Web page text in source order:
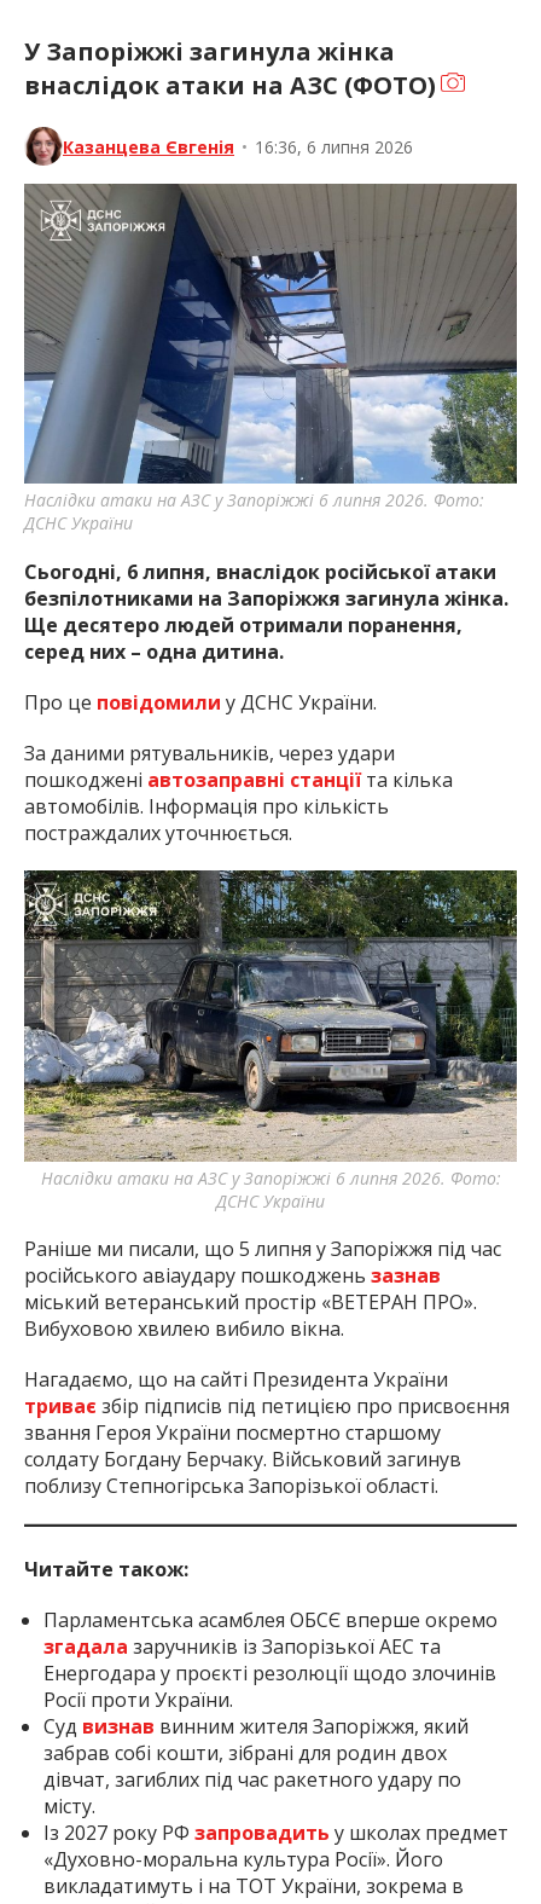
У Запоріжжі загинула жінка
внаслідок атаки на АЗС (ФОТО)
Казанцева Євгенія • 16:36, 6 липня 2026
Наслідки атаки на АЗС у Запоріжжі 6 липня 2026. Фото:
ДСНС України
Сьогодні, 6 липня, внаслідок російської атаки
безпілотниками на Запоріжжя загинула жінка.
Ще десятеро людей отримали поранення,
серед них – одна дитина.
Про це повідомили у ДСНС України.
За даними рятувальників, через удари
пошкоджені автозаправні станціїта кілька
автомобілів. Інформація про кількість
постраждалих уточнюється.
Наслідки атаки на АЗС у Запоріжжі 6 липня 2026. Фото:
ДСНС України
Раніше ми писали, що 5 липня у Запоріжжя під час
російського авіаудару пошкоджень зазнав
міський ветеранський простір «ВЕТЕРАН ПРО».
Вибуховою хвилею вибило вікна.
Нагадаємо, що на сайті Президента України
триває збір підписів під петицією про присвоєння
звання Героя України посмертно старшому
солдату Богдану Берчаку. Військовий загинув
поблизу Степногірська Запорізької області.
Читайте також:
Парламентська асамблея ОБСЄ вперше окремо
згадала заручників із Запорізької АЕС та
Енергодара у проєкті резолюції щодо злочинів
Росії проти України.
Суд визнав винним жителя Запоріжжя, який
забрав собі кошти, зібрані для родин двох
дівчат, загиблих під час ракетного удару по
місту.
Із 2027 року РФ запровадить у школах предмет
«Духовно-моральна культура Росії». Його
викладатимуть і на ТОТ України, зокрема в